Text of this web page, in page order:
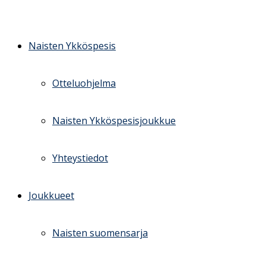
Naisten Ykköspesis
Otteluohjelma
Naisten Ykköspesisjoukkue
Yhteystiedot
Joukkueet
Naisten suomensarja